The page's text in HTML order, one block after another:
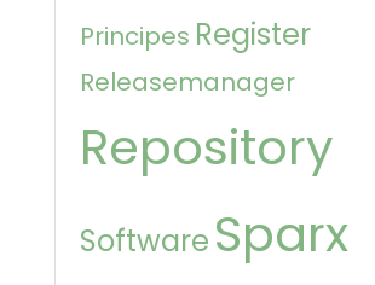
Principes Register
Releasemanager
Repository
Software Sparx